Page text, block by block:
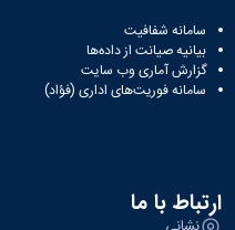
سامانه شفافیت
بیانیه صیانت از داده‌ها
گزارش آماری وب‌ سایت
سامانه فوریت‌های اداری (فؤاد)
ارتباط با ما